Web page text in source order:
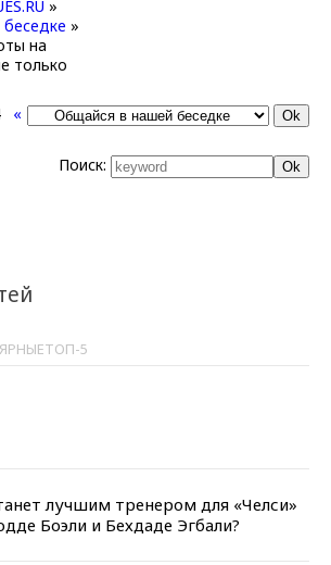
ТОП-5
лучшим тренером для «Челси»
Боэли и Бехдаде Эгбали?
»
»
на
только
«
Поиск: